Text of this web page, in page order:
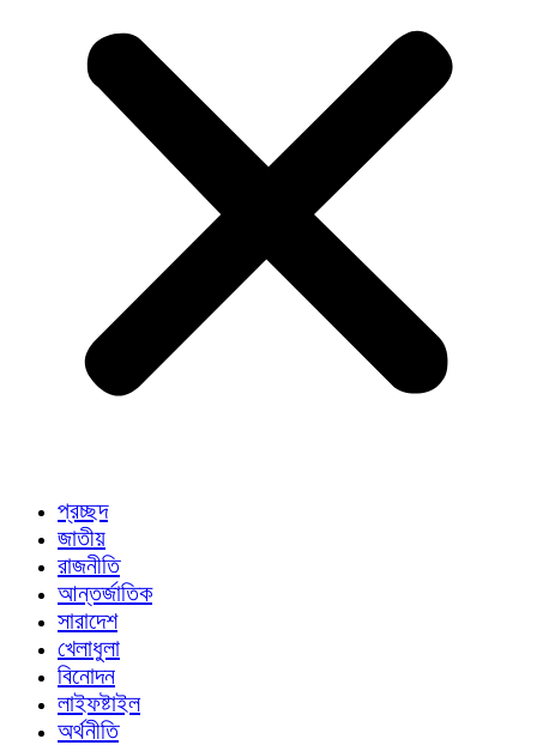
প্রচ্ছদ
জাতীয়
রাজনীতি
আন্তর্জাতিক
সারাদেশ
খেলাধুলা
বিনোদন
লাইফষ্টাইল
অর্থনীতি